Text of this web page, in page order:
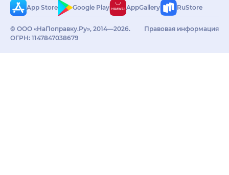
App Store
Google Play AppGallery RuStore
© ООО «НаПоправку.Ру», 2014—2026.
ОГРН: 1147847038679
Правовая информация